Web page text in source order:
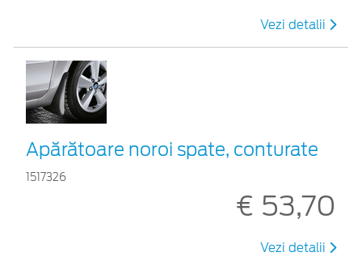
Vezi detalii
Apărătoare noroi spate, conturate
1517326
€ 53,70
Vezi detalii